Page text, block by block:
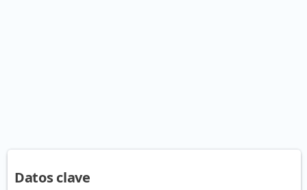
Datos clave